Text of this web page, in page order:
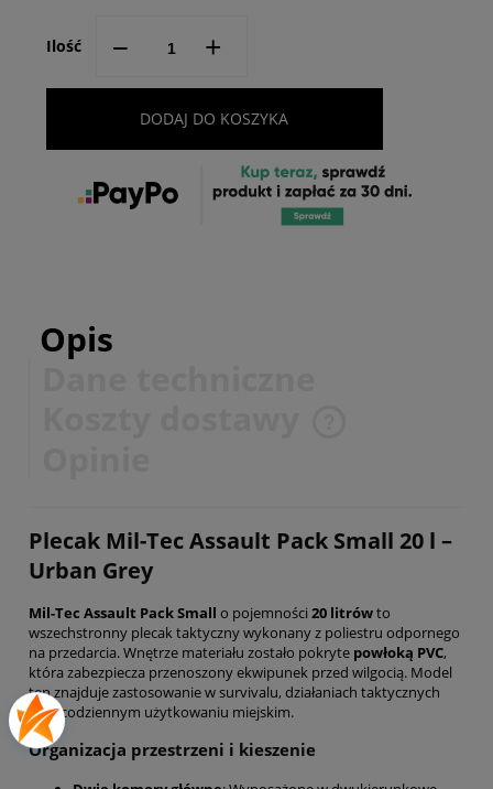
Ilość -- +
DODAJ DO KOSZYKA
Opis
Plecak Mil-Tec Assault Pack Small 20 l –
Urban Grey
Mil-Tec Assault Pack Small o pojemności 20 litrówto
wszechstronny plecak taktyczny wykonany z poliestru odpornego
na przedarcia. Wnętrze materiału zostało pokryte powłoką PVC,
która zabezpiecza przenoszony ekwipunek przed wilgocią. Model
ten znajduje zastosowanie w survivalu, działaniach taktycznych
oraz codziennym użytkowaniu miejskim.
Organizacja przestrzeni i kieszenie